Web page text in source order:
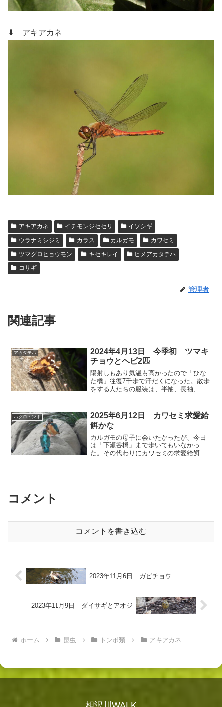
⬇ アキアカネ
アキアカネ イチモンジセセリ
イソシギ
ウラナミシジミ
カラス カルガモ
カワセミ
ツマグロヒョウモン
キセキレイ
ヒメアカタテハ
コサギ
管理者
関連記事
アカタテハ
2024年4月13日 今季初 ツマキ
チョウとヘビ2匹
陽射しもあり気温も高かったので「ひな
た橋」往復7千歩で汗だくになった。散歩
をする人たちの服装は、半袖、長袖、ジ
かった「ヘビ」に今季初遭遇。⬇️ カワセ
ミ きょうはこの2...
ハグロトンボ
2025年6月12日 カワセミ求愛給
餌かな
カルガモの母子に会いたかったが、今日
は「下瀬谷橋」まで歩いてもいなかっ
た。その代わりにカワセミの求愛給餌ら
コメント
コメントを書き込む
2023年11月6日 ガビチョウ
2023年11月9日 ダイサギとアオジ
ホーム 昆虫 トンボ類 アキアカネ
相沢川WALK